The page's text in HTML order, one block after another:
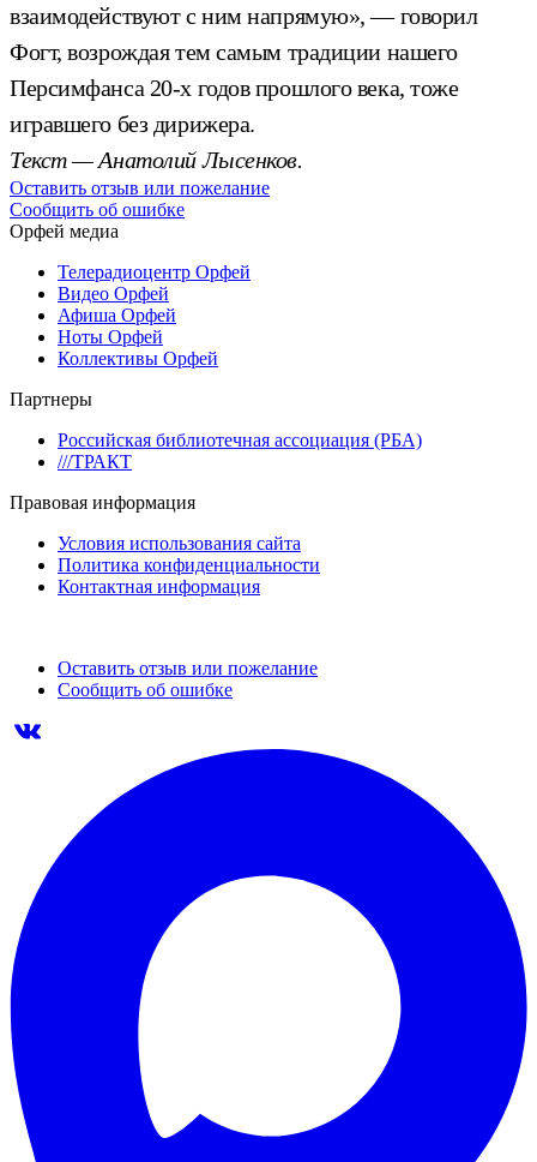
взаимодействуют с ним напрямую», — говорил
Фогт, возрождая тем самым традиции нашего
Персимфанса 20-х годов прошлого века, тоже
игравшего без дирижера.
Текст — Анатолий Лысенков.
Оставить отзыв или пожелание
Сообщить об ошибке
Орфей медиа
Телерадиоцентр Орфей
Видео Орфей
Афиша Орфей
Ноты Орфей
Коллективы Орфей
Партнеры
Российская библиотечная ассоциация (РБА)
///ТРАКТ
Правовая информация
Условия использования сайта
Политика конфиденциальности
Контактная информация
Оставить отзыв или пожелание
Сообщить об ошибке